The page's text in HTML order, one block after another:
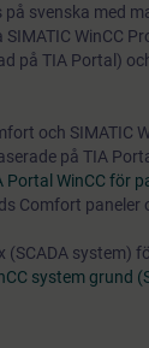
svenska med
WinCC
på TIA Portal)
och SIMATIC
på TIA
Portal WinCC för
Comfort paneler
(SCADA system)
system grund